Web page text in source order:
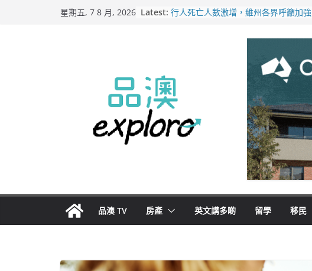
星期五, 7 8 月, 2026 Latest: 行人死亡人數激增，維州各界呼籲加強
美商二手巨頭進駐吉朗，在地慈善小店
電動車電池爭端隱憂浮現！經銷商警告
澳洲恐迎訴訟浪潮
拒絕白工！ Aldi涉強迫無薪加班 掏
5500萬澳元和解
品澳 TV 房產 英文講多啲 留學 移民